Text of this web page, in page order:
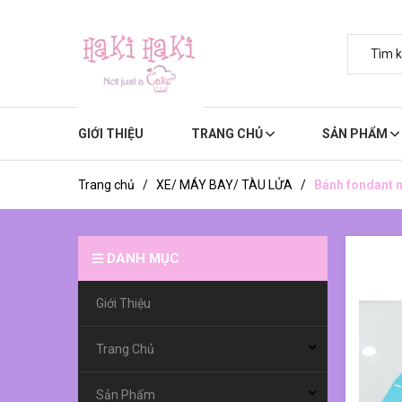
GIỚI THIỆU TRANG CHỦ SẢN PHẨM
Trang chủ / XE/ MÁY BAY/ TÀU LỬA / Bánh fondant
DANH MỤC
Giới Thiệu
Trang Chủ
Sản Phẩm